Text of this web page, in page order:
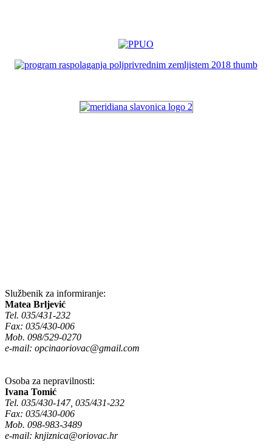
Službenik za informiranje:
Matea Brljević
Tel. 035/431-232
Fax: 035/430-006
Mob. 098/529-0270
e-mail: opcinaoriovac@gmail.com
Osoba za nepravilnosti:
Ivana Tomić
Tel. 035/430-147, 035/431-232
Fax: 035/430-006
Mob. 098-983-3489
e-mail: knjiznica@oriovac.hr